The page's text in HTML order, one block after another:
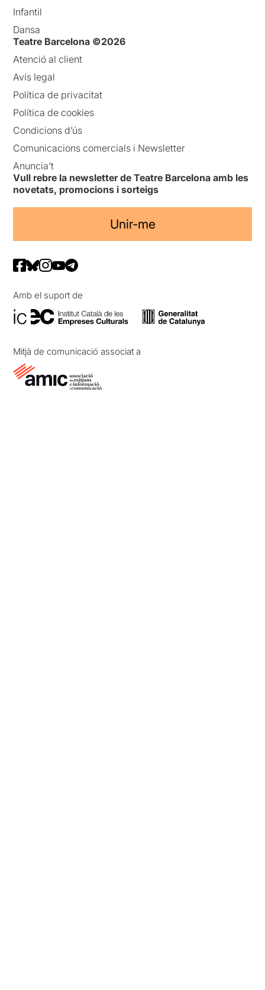
Infantil
Dansa
Teatre Barcelona ©2026
Atenció al client
Avís legal
Política de privacitat
Política de cookies
Condicions d’ús
Comunicacions comercials i Newsletter
Anuncia’t
Vull rebre la newsletter de Teatre Barcelona amb les
novetats, promocions i sorteigs
Unir-me
Amb el suport de
Mitjà de comunicació associat a